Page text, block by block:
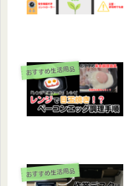
おすすめ生活用品
おすすめ生活用品